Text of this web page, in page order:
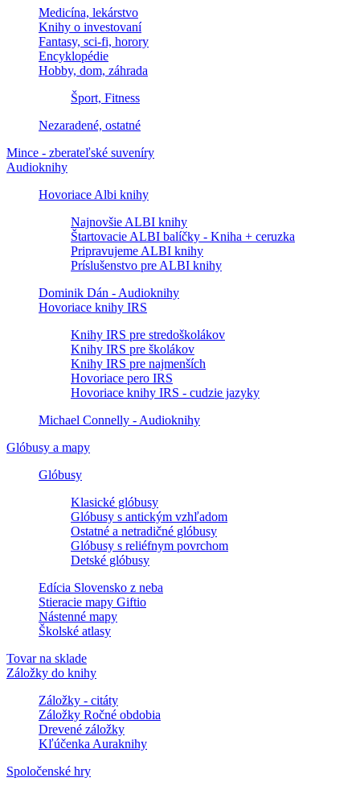
Medicína, lekárstvo
Knihy o investovaní
Fantasy, sci-fi, horory
Encyklopédie
Hobby, dom, záhrada
Šport, Fitness
Nezaradené, ostatné
Mince - zberateľské suveníry
Audioknihy
Hovoriace Albi knihy
Najnovšie ALBI knihy
Štartovacie ALBI balíčky - Kniha + ceruzka
Pripravujeme ALBI knihy
Príslušenstvo pre ALBI knihy
Dominik Dán - Audioknihy
Hovoriace knihy IRS
Knihy IRS pre stredoškolákov
Knihy IRS pre školákov
Knihy IRS pre najmenších
Hovoriace pero IRS
Hovoriace knihy IRS - cudzie jazyky
Michael Connelly - Audioknihy
Glóbusy a mapy
Glóbusy
Klasické glóbusy
Glóbusy s antickým vzhľadom
Ostatné a netradičné glóbusy
Glóbusy s reliéfnym povrchom
Detské glóbusy
Edícia Slovensko z neba
Stieracie mapy Giftio
Nástenné mapy
Školské atlasy
Tovar na sklade
Záložky do knihy
Záložky - citáty
Záložky Ročné obdobia
Drevené záložky
Kľúčenka Auraknihy
Spoločenské hry